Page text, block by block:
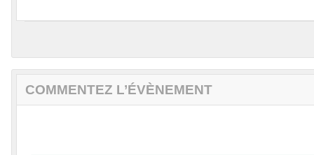
COMMENTEZ L’ÉVÈNEMENT